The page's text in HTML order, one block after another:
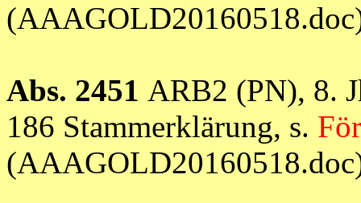
Abs. 2451 ARB2 (PN), 8.
186 Stammerklärung, s.